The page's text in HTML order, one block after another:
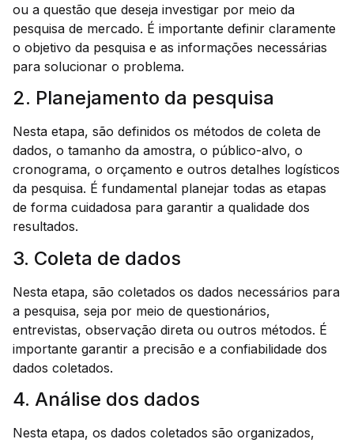
ou a questão que deseja investigar por meio da
pesquisa de mercado. É importante definir claramente
o objetivo da pesquisa e as informações necessárias
para solucionar o problema.
2. Planejamento da pesquisa
Nesta etapa, são definidos os métodos de coleta de
dados, o tamanho da amostra, o público-alvo, o
cronograma, o orçamento e outros detalhes logísticos
da pesquisa. É fundamental planejar todas as etapas
de forma cuidadosa para garantir a qualidade dos
resultados.
3. Coleta de dados
Nesta etapa, são coletados os dados necessários para
a pesquisa, seja por meio de questionários,
entrevistas, observação direta ou outros métodos. É
importante garantir a precisão e a confiabilidade dos
dados coletados.
4. Análise dos dados
Nesta etapa, os dados coletados são organizados,